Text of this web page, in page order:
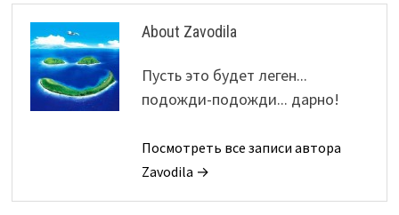
About Zavodila
Пусть это будет леген...
подожди-подожди... дарно!
Посмотреть все записи автора
Zavodila →